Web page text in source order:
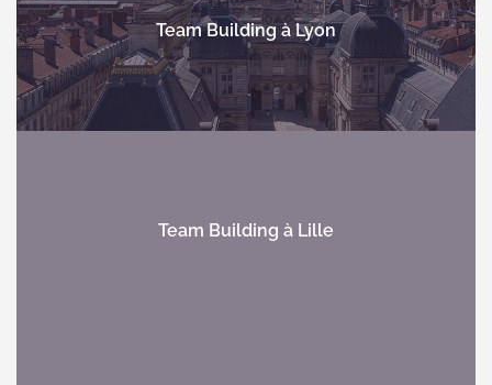
Team Building à Lyon
Team Building à Lille